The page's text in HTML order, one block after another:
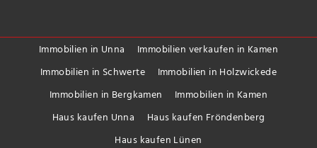
Immobilien in Unna
Immobilien verkaufen in Kamen
Immobilien in Schwerte
Immobilien in Holzwickede
Immobilien in Bergkamen
Immobilien in Kamen
Haus kaufen Unna
Haus kaufen Fröndenberg
Haus kaufen Lünen